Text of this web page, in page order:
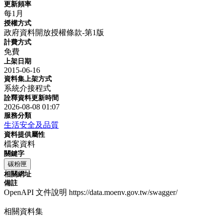
更新頻率
每1月
授權方式
政府資料開放授權條款-第1版
計費方式
免費
上架日期
2015-06-16
資料集上架方式
系統介接程式
詮釋資料更新時間
2026-08-08 01:07
服務分類
生活安全及品質
資料提供屬性
檔案資料
關鍵字
碳粉匣
相關網址
備註
OpenAPI 文件說明 https://data.moenv.gov.tw/swagger/
相關資料集